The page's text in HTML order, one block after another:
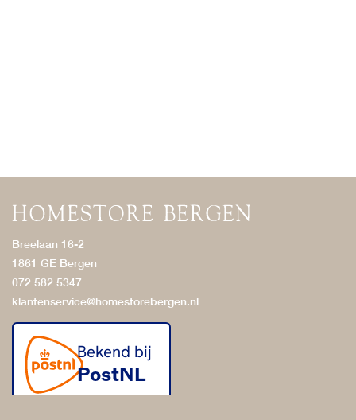
Breelaan 16-2
1861 GE Bergen
072 582 5347
klantenservice@homestorebergen.nl